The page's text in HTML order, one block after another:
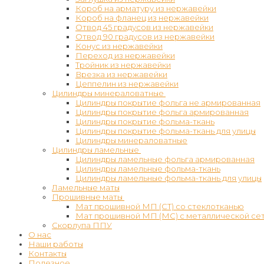
Короб на арматуру из нержавейки
Короб на фланец из нержавейки
Отвод 45 градусов из нержавейки
Отвод 90 градусов из нержавейки
Конус из нержавейки
Переход из нержавейки
Тройник из нержавейки
Врезка из нержавейки
Цеппелин из нержавейки
Цилиндры минераловатные
Цилиндры покрытие фольга не армированная
Цилиндры покрытие фольга армированная
Цилиндры покрытие фольма-ткань
Цилиндры покрытие фольма-ткань для улицы
Цилиндры минераловатные
Цилиндры ламельные
Цилиндры ламельные фольга армированная
Цилиндры ламельные фольма-ткань
Цилиндры ламельные фольма-ткань для улицы
Ламельные маты
Прошивные маты
Мат прошивной МП (СТ) со стеклотканью
Мат прошивной МП (МС) с металлической
Скорлупа ППУ
О нас
Наши работы
Контакты